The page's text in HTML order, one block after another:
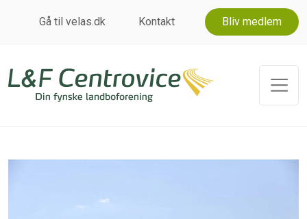
Gå til velas.dk Kontakt Bliv medlem